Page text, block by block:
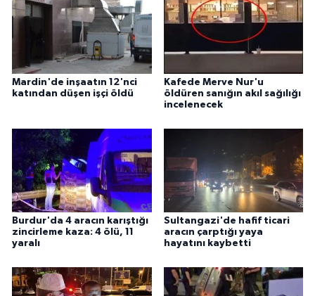
Mardin'de inşaatın 12'nci
katından düşen işçi öldü
Kafede Merve Nur'u
öldüren sanığın akıl sağılığı
incelenecek
Burdur'da 4 aracın karıştığı
zincirleme kaza: 4 ölü, 11
yaralı
Sultangazi'de hafif ticari
aracın çarptığı yaya
hayatını kaybetti